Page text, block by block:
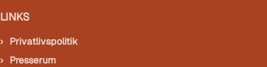
LINKS
Privatlivspolitik
Presserum